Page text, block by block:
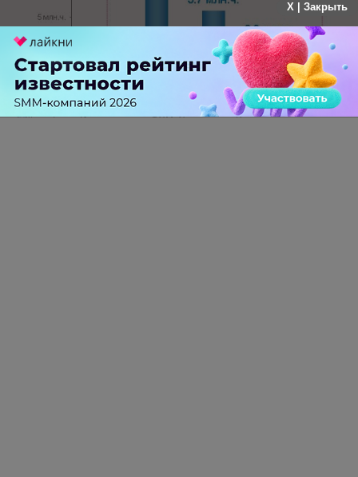
Теги: Исследования ФОМ Статистика Рунет
X | Закрыть